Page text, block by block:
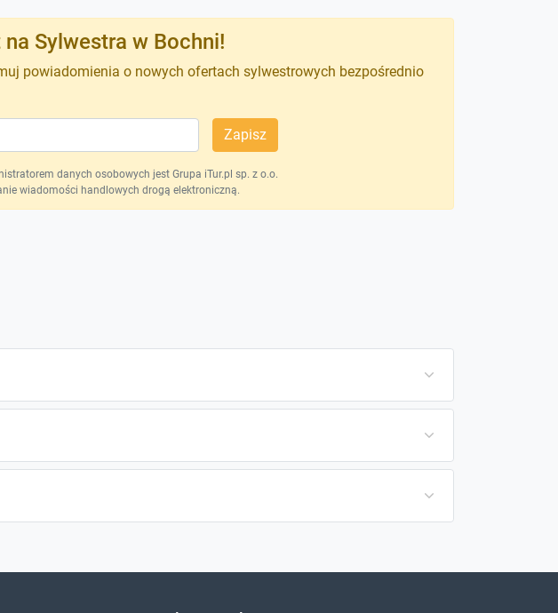
Sylwestra w Bochni!
powiadomienia o nowych ofertach sylwestrowych bezpośrednio
Zapisz
danych osobowych jest Grupa iTur.pl sp. z o.o.
wiadomości handlowych drogą elektroniczną.